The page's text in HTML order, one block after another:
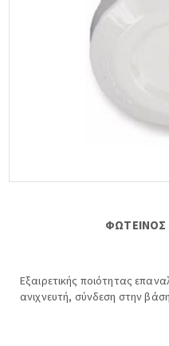
Εξαιρετικής ποιότητας
ανιχνευτή, σύνδεση στην